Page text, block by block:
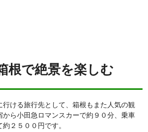
根で絶景を楽しむ
ける旅行先として、箱根もまた人気の観
から小田急ロマンスカーで約９０分、乗車
２５００円です。